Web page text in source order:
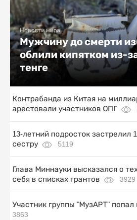
Новости мира
Мужчину до смерти
облили кипятком из-
тенге
Контрабанда из Китая на
арестовали участников ОПГ
13-летний подросток застрелил
сестру
5119
Глава Миннауки высказался о
себя в списках грантов
3929
Участник группы "МузАРТ"
3863